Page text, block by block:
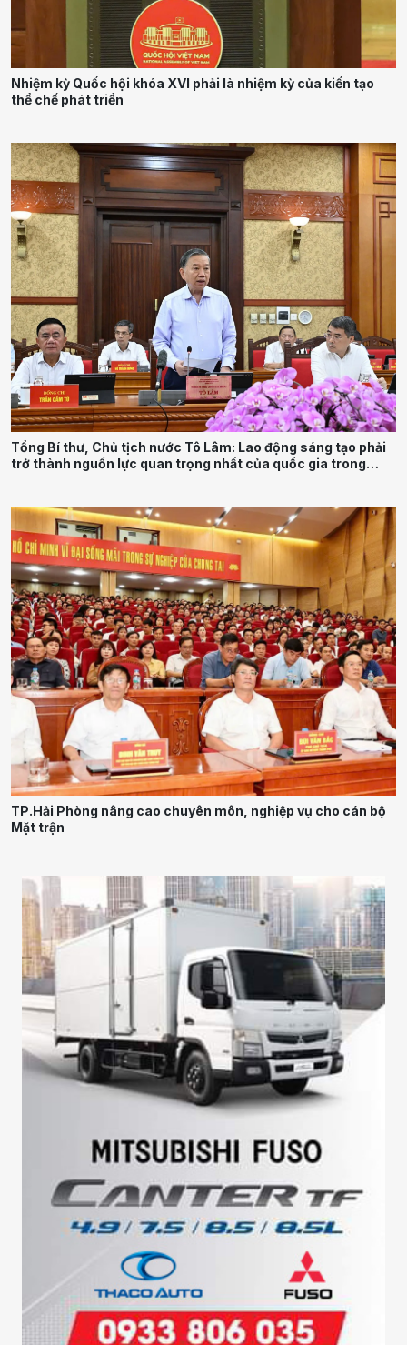
Nhiệm kỳ Quốc hội khóa XVI phải là nhiệm kỳ của kiến tạo
thể chế phát triển
Tổng Bí thư, Chủ tịch nước Tô Lâm: Lao động sáng tạo phải
trở thành nguồn lực quan trọng nhất của quốc gia trong
TP.Hải Phòng nâng cao chuyên môn, nghiệp vụ cho cán bộ
Mặt trận